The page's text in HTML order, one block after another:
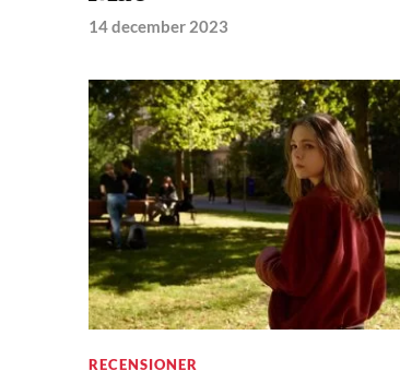
14 december 2023
RECENSIONER